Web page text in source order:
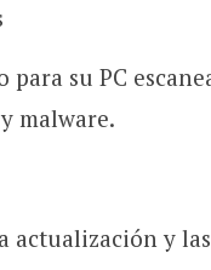
para su PC
malware.
actualización y